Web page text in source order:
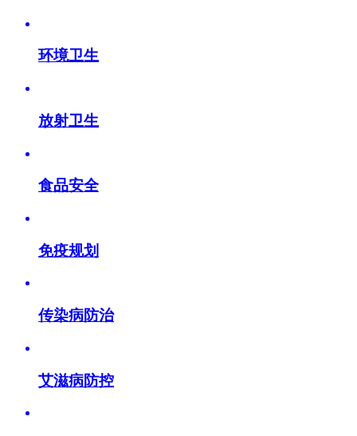
环境卫生
放射卫生
食品安全
免疫规划
传染病防治
艾滋病防控